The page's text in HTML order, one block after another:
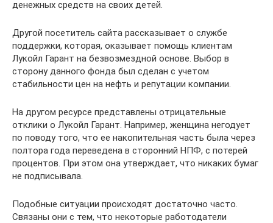
денежных средств на своих детей.
Другой посетитель сайта рассказывает о службе
поддержки, которая, оказывает помощь клиентам
Лукойл Гарант на безвозмездной основе. Выбор в
сторону данного фонда был сделан с учетом
стабильности цен на нефть и репутации компании.
На другом ресурсе представлены отрицательные
отклики о Лукойл Гарант. Например, женщина негодует
по поводу того, что ее накопительная часть была через
полтора года переведена в сторонний НПФ, с потерей
процентов. При этом она утверждает, что никаких бумаг
не подписывала.
Подобные ситуации происходят достаточно часто.
Связаны они с тем, что некоторые работодатели